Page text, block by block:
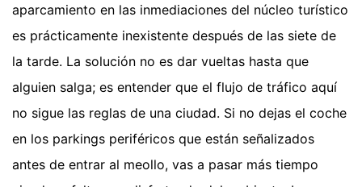
aparcamiento en las inmediaciones del núcleo turístico
es prácticamente inexistente después de las siete de
la tarde. La solución no es dar vueltas hasta que
alguien salga; es entender que el flujo de tráfico aquí
no sigue las reglas de una ciudad. Si no dejas el coche
en los parkings periféricos que están señalizados
antes de entrar al meollo, vas a pasar más tiempo